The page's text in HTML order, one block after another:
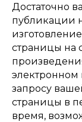
Достаточно
публикации
страницы на
электронном
запросу
страницы в
время,